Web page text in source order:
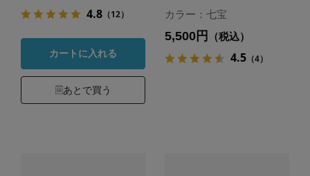
4.8（12）
カートに入れる
あとで買う
カラー：七宝
5,500円 （税込）
4.5（4）